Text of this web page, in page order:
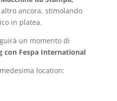
ancora, stimolando
in platea.
un momento di
con Fespa International
location: